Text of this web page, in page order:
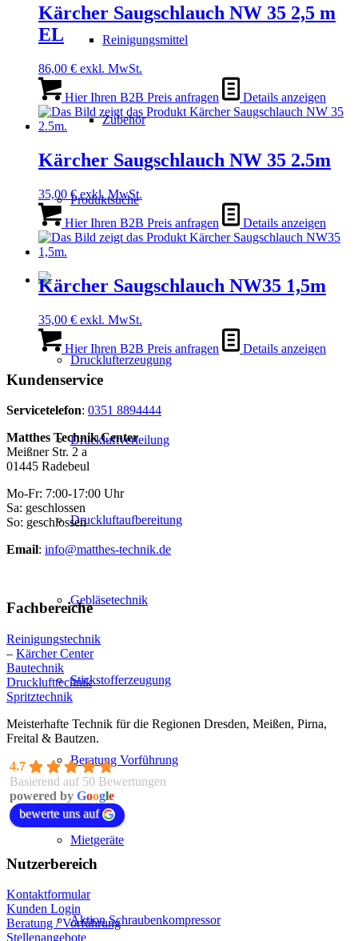
Reinigungsmittel
Zubehör
Produktsuche
Drucklufterzeugung
Druckluftverteilung
Druckluftaufbereitung
Gebläsetechnik
Stickstofferzeugung
Beratung Vorführung
Mietgeräte
Aktion Schraubenkompressor
Kärcher Saugschlauch NW 35 2,5 m
EL
86,00 € exkl. MwSt.
Hier Ihren B2B Preis anfragen Details anzeigen
Kärcher Saugschlauch NW 35 2.5m
35,00 €exkl. MwSt.
Hier Ihren B2B Preis anfragen Details anzeigen
Kärcher Saugschlauch NW35 1,5m
35,00 € exkl. MwSt.
Hier Ihren B2B Preis anfragen Details anzeigen
Kundenservice
Servicetelefon: 0351 8894444
Matthes Technik Center
Meißner Str. 2 a
01445 Radebeul
Mo-Fr: 7:00-17:00 Uhr
Sa: geschlossen
So: geschlossen
Email: info@matthes-technik.de
Fachbereiche
Reinigungstechnik
– Kärcher Center
Bautechnik
Drucklufttechnik
Spritztechnik
Meisterhafte Technik für die Regionen Dresden, Meißen, Pirna,
Freital & Bautzen.
4.7
Basierend auf 50 Bewertungen
powered by Google
bewerte uns auf
Nutzerbereich
Kontaktformular
Kunden Login
Beratung / Vorführung
Stellenangebote